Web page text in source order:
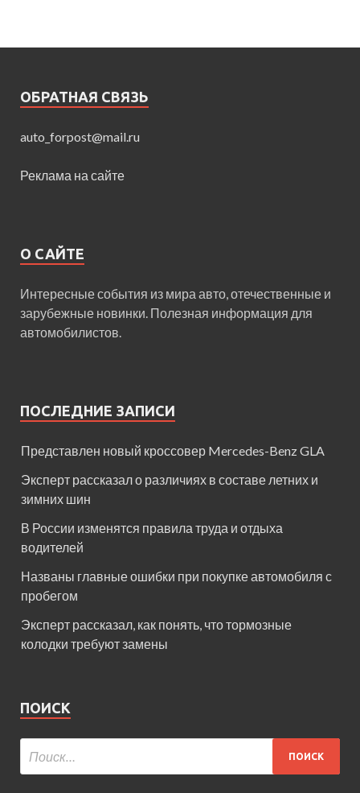
ОБРАТНАЯ СВЯЗЬ
auto_forpost@mail.ru
Реклама на сайте
О САЙТЕ
Интересные события из мира авто, отечественные и
зарубежные новинки. Полезная информация для
автомобилистов.
ПОСЛЕДНИЕ ЗАПИСИ
Представлен новый кроссовер Mercedes-Benz GLA
Эксперт рассказал о различиях в составе летних и
зимних шин
В России изменятся правила труда и отдыха
водителей
Названы главные ошибки при покупке автомобиля с
пробегом
Эксперт рассказал, как понять, что тормозные
колодки требуют замены
ПОИСК